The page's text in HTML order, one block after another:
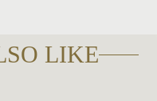
LIKE